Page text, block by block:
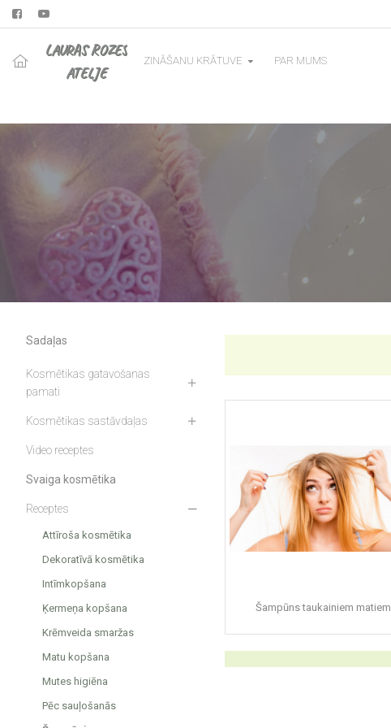
LAURAS ROZES
ATELJE
ZINĀŠANU KRĀTUVE PAR MUMS
Sadaļas
Kosmētikas gatavošanas
pamati
Kosmētikas sastāvdaļas
Video receptes
Svaiga kosmētika
Receptes
Attīroša kosmētika
Dekoratīvā kosmētika
Intīmkopšana
Ķermeņa kopšana
Krēmveida smaržas
Matu kopšana
Mutes higiēna
Pēc sauļošanās
Šampūns taukainiem matiem